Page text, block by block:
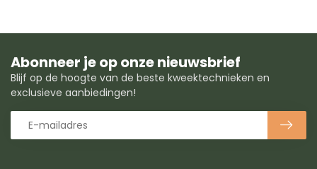
Abonneer je op onze nieuwsbrief
Blijf op de hoogte van de beste kweektechnieken en
exclusieve aanbiedingen!